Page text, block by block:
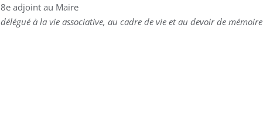
8e adjoint au Maire
délégué à la vie associative, au cadre de vie et au devoir de mémoire